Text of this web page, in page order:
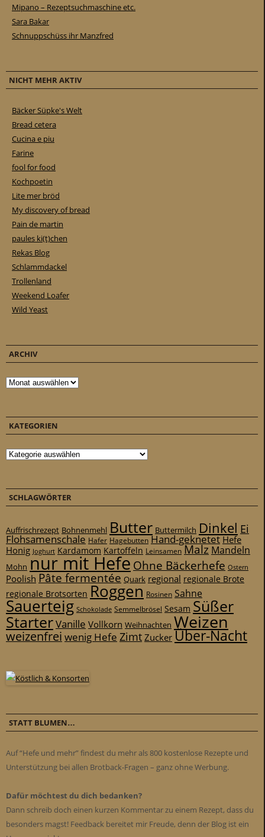
Mipano – Rezeptsuchmaschine etc.
Sara Bakar
Schnuppschüss ihr Manzfred
NICHT MEHR AKTIV
Bäcker Süpke's Welt
Bread cetera
Cucina e piu
Farine
fool for food
Kochpoetin
Lite mer bröd
My discovery of bread
Pain de martin
paules ki(t)chen
Rekas Blog
Schlammdackel
Trollenland
Weekend Loafer
Wild Yeast
ARCHIV
Archiv
KATEGORIEN
Kategorien
SCHLAGWÖRTER
Auffrischrezept Bohnenmehl Butter Buttermilch Dinkel Ei
Flohsamenschale Hafer Hagebutten Hand-geknetet Hefe
Honig Joghurt Kardamom Kartoffeln Leinsamen Malz Mandeln
Mohn nur mit Hefe Ohne Bäckerhefe Ostern
Poolish Pâte fermentée Quark regional regionale Brote
regionale Brotsorten Roggen Rosinen Sahne
Sauerteig Schokolade Semmelbrösel Sesam Süßer
StarterVanille Vollkorn Weihnachten Weizen
weizenfrei wenig Hefe ZimtZuckerÜber-Nacht
STATT BLUMEN…
Auf “Hefe und mehr” findest du mehr als 800 kostenlose Rezepte und
Unterstützung bei allen Brotback-Fragen – ganz ohne Werbung.
Dafür möchtest du dich bedanken?
Dann schreib doch einen kurzen Kommentar zu einem Rezept, dass du
besonders magst! Feedback bereitet mir Freude, denn der Blog ist ein